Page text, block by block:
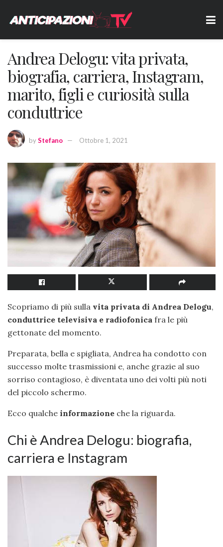
Andrea Delogu: vita privata,
biografia, carriera, Instagram,
marito, figli e curiosità sulla
conduttrice
byStefano Ottobre 1, 2021
Scopriamo di più sulla vita privata di Andrea Delogu,
conduttrice televisiva e radiofonica fra le più
gettonate del momento.
Preparata, bella e spigliata, Andrea ha condotto con
successo molte trasmissioni e, anche grazie al suo
sorriso contagioso, è diventata uno dei volti più noti
del piccolo schermo.
Ecco qualche informazione che la riguarda.
Chi è Andrea Delogu: biografia,
carriera e Instagram